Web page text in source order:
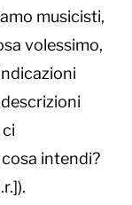
musicisti,
volessimo,
intendi?